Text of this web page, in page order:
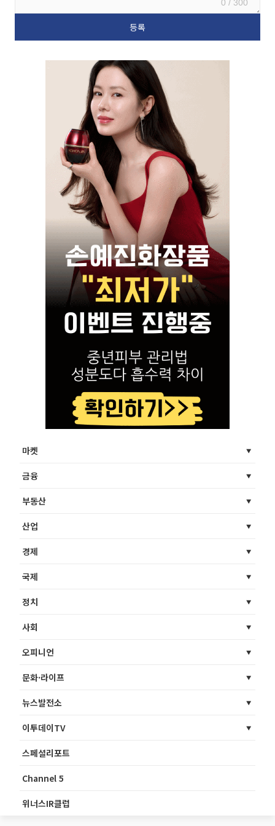
0 / 300
마켓
금융
부동산
산업
경제
국제
정치
사회
오피니언
문화·라이프
뉴스발전소
이투데이TV
스페셜리포트
Channel 5
위너스IR클럽